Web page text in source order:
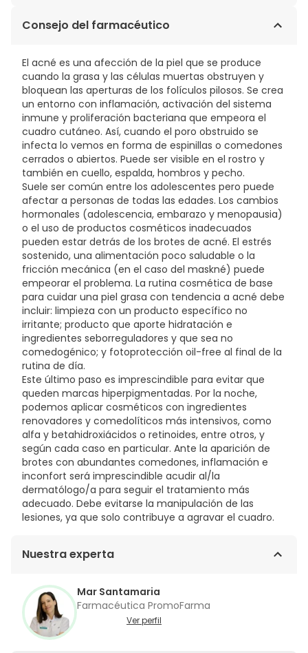
MALATE, GLYCERIN, GLYCERYL STEARATE,
PHENOXYETHANOL, PROPYLENE GLYCOL, PROPYLPARABEN,
SALICYLIC ACID, SODIUM CITRATE, SODIUM HYDROXIDE,
TOCOPHEROL, XANTHAN GUM, ZINC PCA,
ACRYLATES/C10-30 ALKYL ACRYLATE CROSS…, ASCORBYL
GLUCOSIDE.
43,60€ / 100 ml
Consejo del farmacéutico
El acné es una afección de la piel que se produce
cuando la grasa y las células muertas obstruyen y
bloquean las aperturas de los folículos pilosos. Se crea
un entorno con inflamación, activación del sistema
inmune y proliferación bacteriana que empeora el
cuadro cutáneo. Así, cuando el poro obstruido se
infecta lo vemos en forma de espinillas o comedones
cerrados o abiertos. Puede ser visible en el rostro y
también en cuello, espalda, hombros y pecho.
Suele ser común entre los adolescentes pero puede
afectar a personas de todas las edades. Los cambios
hormonales (adolescencia, embarazo y menopausia)
o el uso de productos cosméticos inadecuados
pueden estar detrás de los brotes de acné. El estrés
sostenido, una alimentación poco saludable o la
fricción mecánica (en el caso del maskné) puede
empeorar el problema. La rutina cosmética de base
para cuidar una piel grasa con tendencia a acné debe
incluir: limpieza con un producto específico no
irritante; producto que aporte hidratación e
ingredientes seborreguladores y que sea no
comedogénico; y fotoprotección oil-free al final de la
rutina de día.
Este último paso es imprescindible para evitar que
queden marcas hiperpigmentadas. Por la noche,
podemos aplicar cosméticos con ingredientes
renovadores y comedolíticos más intensivos, como
alfa y betahidroxiácidos o retinoides, entre otros, y
según cada caso en particular. Ante la aparición de
brotes con abundantes comedones, inflamación e
inconfort será imprescindible acudir al/la
dermatólogo/a para seguir el tratamiento más
adecuado. Debe evitarse la manipulación de las
lesiones, ya que solo contribuye a agravar el cuadro.
Nuestra experta
Mar Santamaria
Farmacéutica PromoFarma
Ver perfil